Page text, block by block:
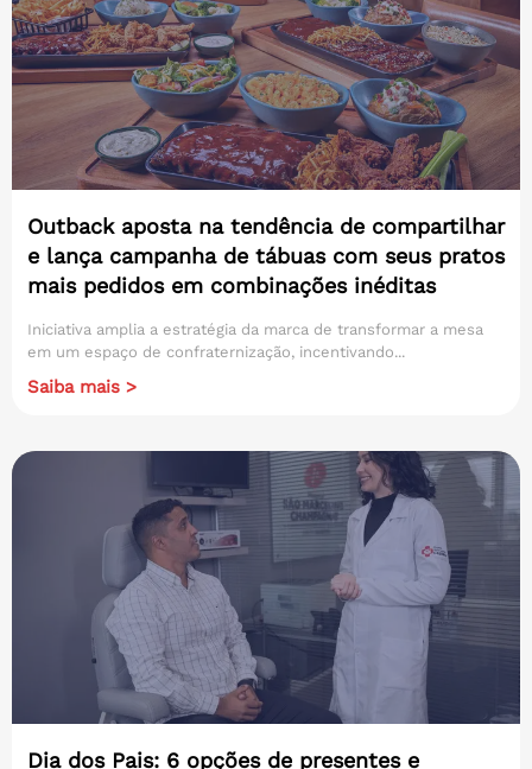
Outback aposta na tendência de compartilhar
e lança campanha de tábuas com seus pratos
mais pedidos em combinações inéditas
Iniciativa amplia a estratégia da marca de transformar a mesa
em um espaço de confraternização, incentivando...
Saiba mais >
Dia dos Pais: 6 opções de presentes e